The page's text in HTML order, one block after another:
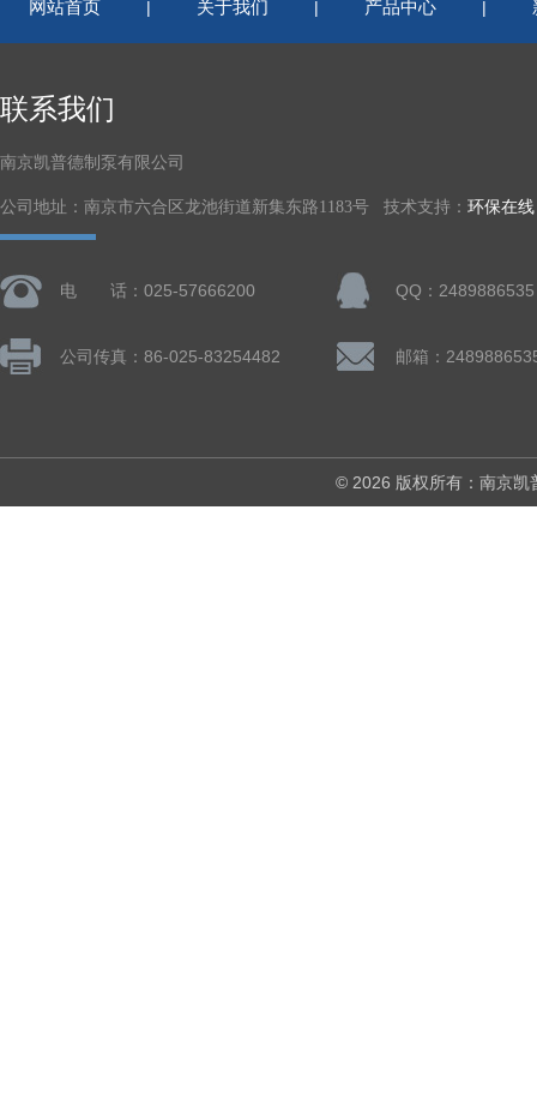
网站首页 | 关于我们 | 产品中心 |
联系我们
南京凯普德制泵有限公司
公司地址：南京市六合区龙池街道新集东路1183号 技术支持： 环保在线
电 话：025-57666200 QQ：2489886535
公司传真：86-025-83254482 邮箱：
© 2026 版权所有：南京